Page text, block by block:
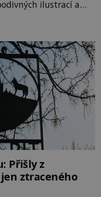
ilustrací a
vzdoruje všem
kodex patří mezi
kdy vznikl ani co
Přišly z
ztraceného